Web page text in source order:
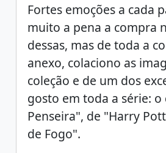
Fortes emoções a cada
muito a pena a compra
dessas, mas de toda a
anexo, colaciono as
coleção e de um dos
gosto em toda a série: o
Penseira", de "Harry
de Fogo".